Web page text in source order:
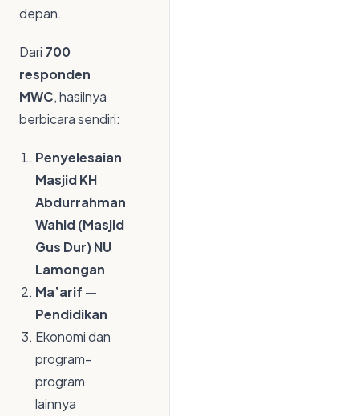
depan.
Dari 700
responden
MWC, hasilnya
berbicara sendiri:
Penyelesaian
Masjid KH
Abdurrahman
Wahid (Masjid
Gus Dur) NU
Lamongan
Ma’arif —
Pendidikan
Ekonomi dan
program-
program
lainnya